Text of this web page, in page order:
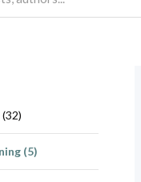
(32)
(5)